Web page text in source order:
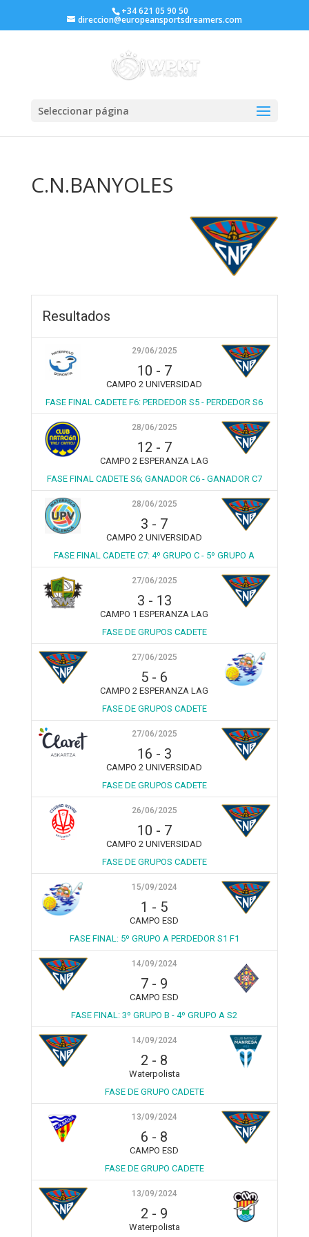
+34 621 05 90 50
direccion@europeansportsdreamers.com
Seleccionar página
C.N.BANYOLES
Resultados
29/06/2025
10 - 7
CAMPO 2 UNIVERSIDAD
FASE FINAL CADETE F6: PERDEDOR S5 - PERDEDOR S6
28/06/2025
12 - 7
CAMPO 2 ESPERANZA LAG
FASE FINAL CADETE S6; GANADOR C6 - GANADOR C7
28/06/2025
3 - 7
CAMPO 2 UNIVERSIDAD
FASE FINAL CADETE C7: 4º GRUPO C - 5º GRUPO A
27/06/2025
3 - 13
CAMPO 1 ESPERANZA LAG
FASE DE GRUPOS CADETE
27/06/2025
5 - 6
CAMPO 2 ESPERANZA LAG
FASE DE GRUPOS CADETE
27/06/2025
16 - 3
CAMPO 2 UNIVERSIDAD
FASE DE GRUPOS CADETE
26/06/2025
10 - 7
CAMPO 2 UNIVERSIDAD
FASE DE GRUPOS CADETE
15/09/2024
1 - 5
CAMPO ESD
FASE FINAL: 5º GRUPO A PERDEDOR S1 F1
14/09/2024
7 - 9
CAMPO ESD
FASE FINAL: 3º GRUPO B - 4º GRUPO A S2
14/09/2024
2 - 8
Waterpolista
FASE DE GRUPO CADETE
13/09/2024
6 - 8
CAMPO ESD
FASE DE GRUPO CADETE
13/09/2024
2 - 9
Waterpolista